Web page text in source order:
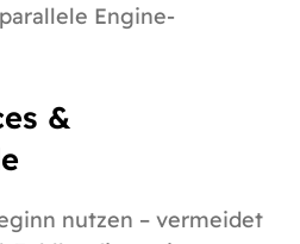
Engine-
&
nutzen – vermeidet